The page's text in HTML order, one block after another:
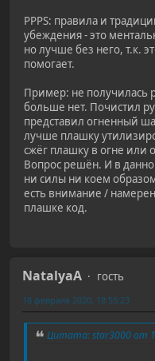
PPPS: правила и
убеждения - это
но лучше без него, т.к.
помогает.
Пример: не получилась
больше нет. Почистил
представил огненный
лучше плашку
сжёг плашку в огне или
Вопрос решён. И в
ни силы ни коем
есть внимание /
плашке код.
NatalyaA
гость
18 февраля 2020, 18:55:23
Цитата: star3000 от